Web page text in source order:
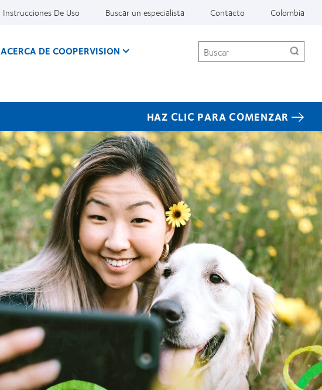
Instrucciones De Uso Buscar un especialista Contacto Colombia
ACERCA DE COOPERVISION Buscar
HAZ CLIC PARA COMENZAR